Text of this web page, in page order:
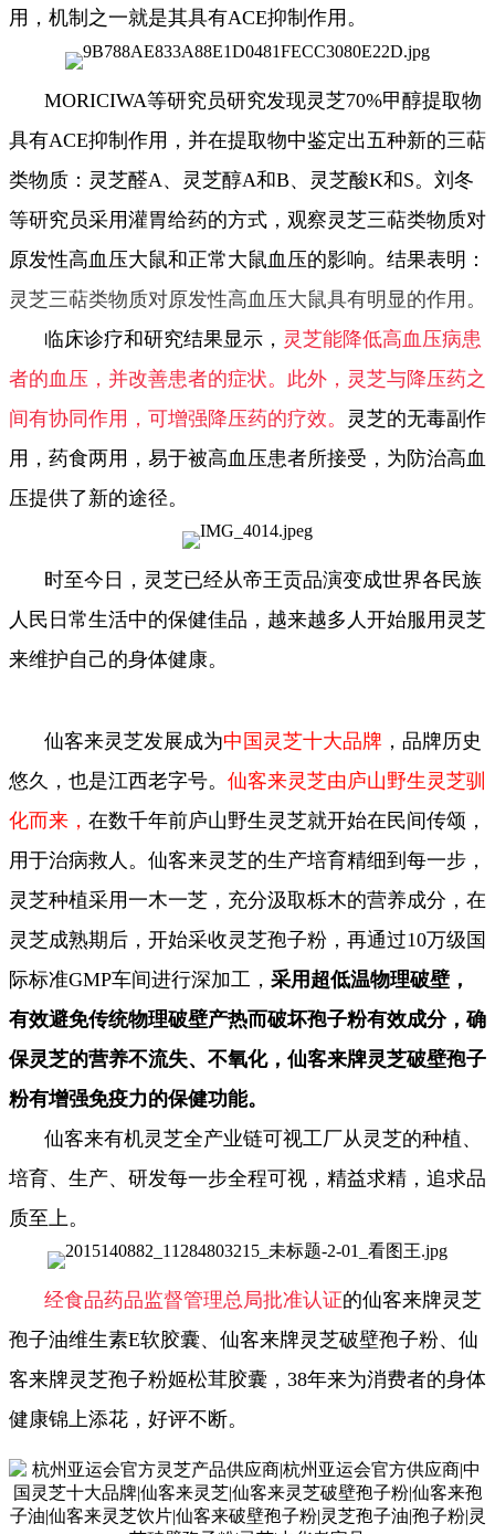
用，机制之一就是其具有ACE抑制作用。
MORICIWA等研究员研究发现灵芝70%甲醇提取物
具有ACE抑制作用，并在提取物中鉴定出五种新的三萜
类物质：灵芝醛A、灵芝醇A和B、灵芝酸K和S。刘冬
等研究员采用灌胃给药的方式，观察灵芝三萜类物质对
原发性高血压大鼠和正常大鼠血压的影响。结果表明：
灵芝三萜类物质对原发性高血压大鼠具有明显的作用。
临床诊疗和研究结果显示， 灵芝能降低高血压病患
者的血压，并改善患者的症状。此外，灵芝与降压药之
间有协同作用，可增强降压药的疗效。 灵芝的无毒副作
用，药食两用，易于被高血压患者所接受，为防治高血
压提供了新的途径。
时至今日，灵芝已经从帝王贡品演变成世界各民族
人民日常生活中的保健佳品，越来越多人开始服用灵芝
来维护自己的身体健康。
仙客来灵芝发展成为中国灵芝十大品牌 ，品牌历史
悠久，也是江西老字号。 仙客来灵芝由庐山野生灵芝驯
化而来， 在数千年前庐山野生灵芝就开始在民间传颂，
用于治病救人。仙客来灵芝的生产培育精细到每一步，
灵芝种植采用一木一芝，充分汲取栎木的营养成分，在
灵芝成熟期后，开始采收灵芝孢子粉，再通过10万级国
际标准GMP车间进行深加工， 采用超低温物理破壁，
有效避免传统物理破壁产热而破坏孢子粉有效成分，确
保灵芝的营养不流失、不氧化，仙客来牌灵芝破壁孢子
粉有增强免疫力的保健功能。
仙客来有机灵芝全产业链可视工厂从灵芝的种植、
培育、 生产、研发每一步全程可视，精益求精，追求品
质至上。
经食品药品监督管理总局批准认证的仙客来牌灵芝
孢子油维生素E软胶囊、仙客来牌灵芝破壁孢子粉、仙
客来牌灵芝孢子粉姬松茸胶囊，38年来为消费者的身体
健康锦上添花，好评不断。